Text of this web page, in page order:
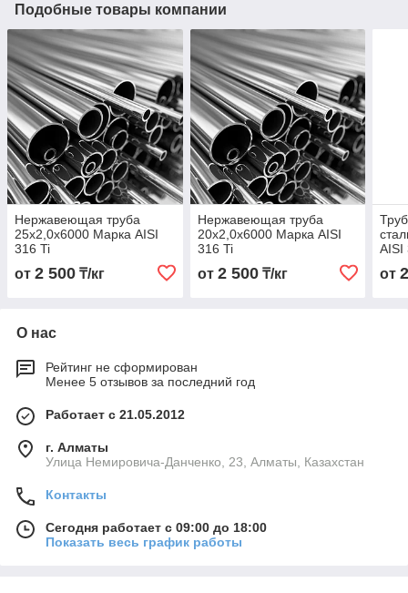
Подобные товары компании
Нержавеющая труба
25х2,0х6000 Марка AISI
316 Ti
от 2 500 ₸/кг
Нержавеющая труба
20х2,0х6000 Марка AISI
316 Ti
от 2 500₸/кг
AISI
от
О нас
Рейтинг не сформирован
Менее 5 отзывов за последний год
Работает с 21.05.2012
г. Алматы
Улица Немировича-Данченко, 23, Алматы, Казахстан
Контакты
Сегодня работает с 09:00 до 18:00
Показать весь график работы